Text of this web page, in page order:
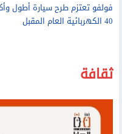
فولفو تعتزم طرح سيارة أطول
40 الكهربائية العام المقبل
ثقافة